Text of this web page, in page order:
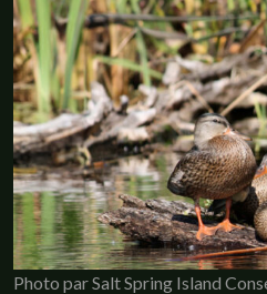
Photo par Salt Spring Island